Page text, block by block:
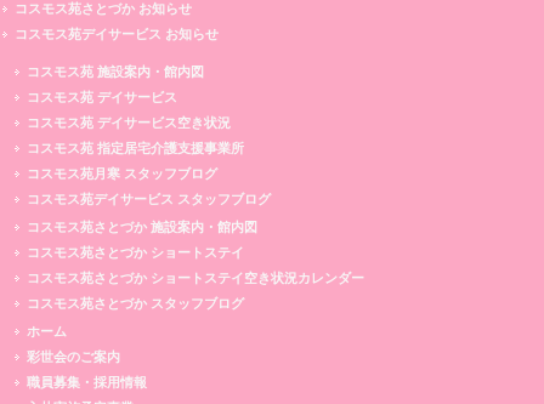
コスモス苑さとづか お知らせ
コスモス苑デイサービス お知らせ
コスモス苑 施設案内・館内図
コスモス苑 デイサービス
コスモス苑 デイサービス空き状況
コスモス苑 指定居宅介護支援事業所
コスモス苑月寒 スタッフブログ
コスモス苑デイサービス スタッフブログ
コスモス苑さとづか 施設案内・館内図
コスモス苑さとづか ショートステイ
コスモス苑さとづか ショートステイ空き状況カレンダー
コスモス苑さとづか スタッフブログ
ホーム
彩世会のご案内
職員募集・採用情報